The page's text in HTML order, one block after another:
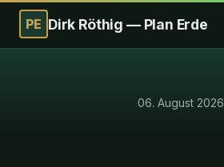
PE Dirk Röthig — Plan Erde
·06. August 2026